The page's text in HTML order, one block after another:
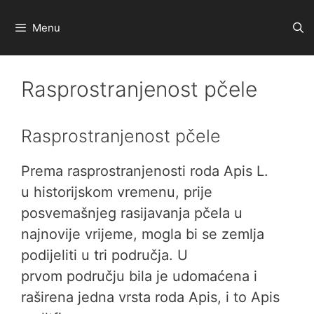
Menu
Rasprostranjenost pčele
Rasprostranjenost pčele
Prema rasprostranjenosti roda Apis L.
u historijskom vremenu, prije
posvemašnjeg rasijavanja pčela u
najnovije vrijeme, mogla bi se zemlja
podijeliti u tri područja. U
prvom području bila je udomaćena i
raširena jedna vrsta roda Apis, i to Apis